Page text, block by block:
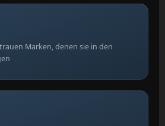
Marken, denen sie in den